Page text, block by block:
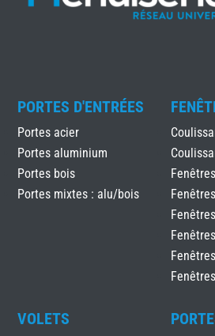
PORTES D'ENTRÉES
Portes acier
Portes aluminium
Portes bois
Portes mixtes : alu/bois
VOLETS